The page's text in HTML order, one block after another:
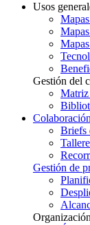
Usos
Gestión del
Matriz
Briefs
Gestión de